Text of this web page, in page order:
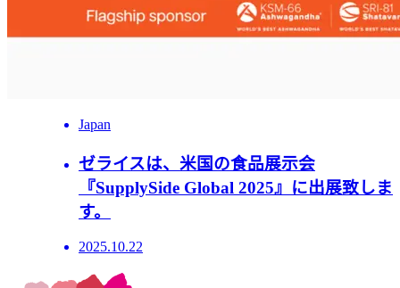
Japan
ゼライスは、米国の食品展示会
『SupplySide Global 2025』に出展致しま
す。
2025.10.22